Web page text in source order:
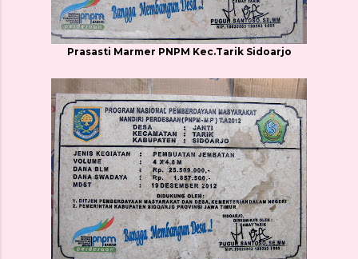
Prasasti Marmer PNPM Kec.Tarik Sidoarjo